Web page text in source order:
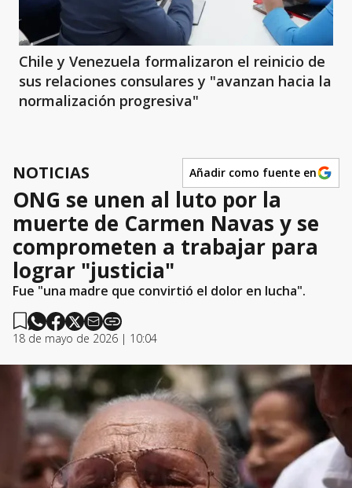
Chile y Venezuela formalizaron el reinicio de
sus relaciones consulares y "avanzan hacia la
normalización progresiva"
NOTICIAS Añadir como fuente en
ONG se unen al luto por la
muerte de Carmen Navas y se
comprometen a trabajar para
lograr "justicia"
Fue "una madre que convirtió el dolor en lucha".
18 de mayo de 2026 | 10:04